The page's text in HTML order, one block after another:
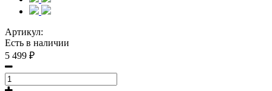
Артикул:
Есть в наличии
5 499 ₽